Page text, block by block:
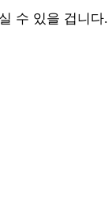
수 있을 겁니다.